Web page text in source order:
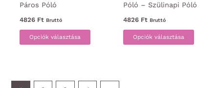
Páros Póló
4826 Ft Bruttó
Opciók választása
Ennek
a
Póló – Szülinapi Póló
4826 Ft Bruttó
Opciók választása
Ennek
a